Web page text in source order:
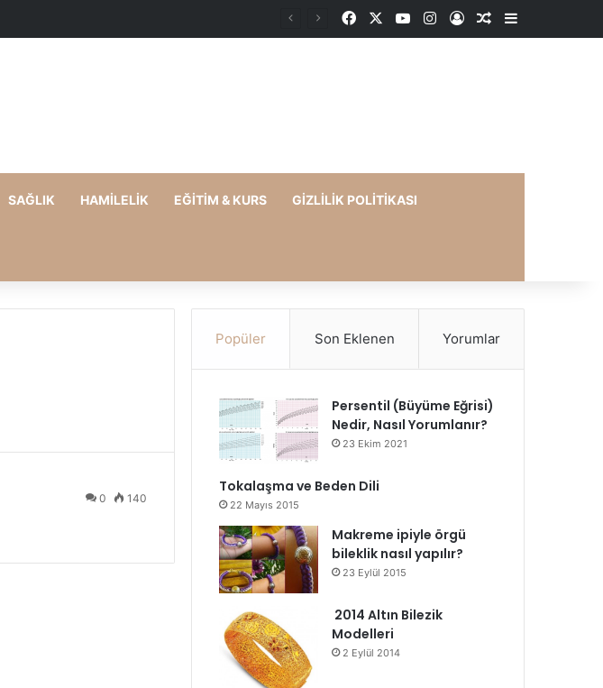
FacebookYouTubeInstagram
Kayıt OlRastgele Makale
Kenar
SAĞLIK HAMILELIK EĞITIM & KURS GIZLILIK POLITIKASI
0 140
Popüler Son Eklenen Yorumlar
Persentil (Büyüme Eğrisi)
Nedir, Nasıl Yorumlanır?
23 Ekim 2021
Tokalaşma ve Beden Dili
22 Mayıs 2015
Makreme ipiyle örgü
bileklik nasıl yapılır?
23 Eylül 2015
2014 Altın Bilezik
Modelleri
2 Eylül 2014